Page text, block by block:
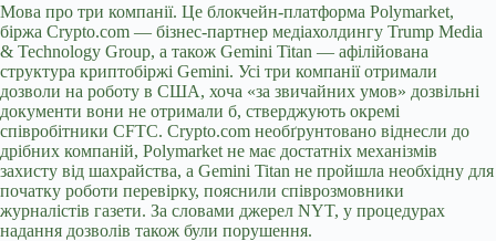
Мова про три компанії. Це блокчейн-платформа Polymarket,
біржа Crypto.com — бізнес-партнер медіахолдингу Trump Media
& Technology Group, а також Gemini Titan — афілійована
структура криптобіржі Gemini. Усі три компанії отримали
дозволи на роботу в США, хоча «за звичайних умов» дозвільні
документи вони не отримали б, стверджують окремі
співробітники CFTC. Crypto.com необґрунтовано віднесли до
дрібних компаній, Polymarket не має достатніх механізмів
захисту від шахрайства, а Gemini Titan не пройшла необхідну для
початку роботи перевірку, пояснили співрозмовники
журналістів газети. За словами джерел NYT, у процедурах
надання дозволів також були порушення.